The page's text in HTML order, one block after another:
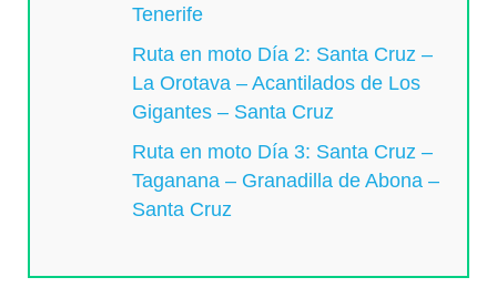
Tenerife
Ruta en moto Día 2: Santa Cruz –
La Orotava – Acantilados de Los
Gigantes – Santa Cruz
Ruta en moto Día 3: Santa Cruz –
Taganana – Granadilla de Abona –
Santa Cruz